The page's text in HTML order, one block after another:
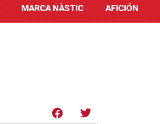
MARCA NÀSTIC AFICIÓN